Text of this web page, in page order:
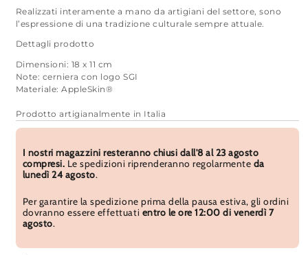
Realizzati interamente a mano da artigiani del settore, sono
l’espressione di una tradizione culturale sempre attuale.
Dettagli prodotto
Dimensioni: 18 x 11 cm
Note: cerniera con logo SGI
Materiale: AppleSkin®
Prodotto artigianalmente in Italia
I nostri magazzini resteranno chiusi dall'8 al 23 agosto
compresi. Le spedizioni riprenderanno regolarmente da
lunedì 24 agosto.
Per garantire la spedizione prima della pausa estiva, gli ordini
dovranno essere effettuati entro le ore 12:00 di venerdì 7
agosto.